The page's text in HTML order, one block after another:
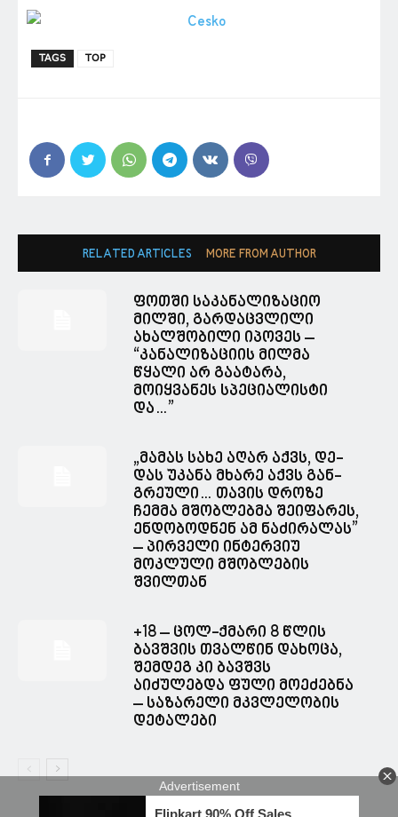
TAGS TOP
RELATED ARTICLES MORE FROM AUTHOR
ფოთში საკანალიზაციო
მილში, გარდაცვლილი
ახალშობილი იპოვეს –
“კანალიზაციის მილმა
წყალი არ გაატარა,
მოიყვანეს სპეციალისტი
და…”
„მა­მას სახე აღარ აქვს, დე­
დას უკა­ნა მხა­რე აქვს გან­
გრე­უ­ლი… თავის დროზე
ჩემმა მშობლებმა შეიფარეს,
ენდობოდნენ ამ ნაძირალას”
– პირველი ინტერვიუ
მოკლული მშობლების
შვილთან
+18 – ცოლ-ქმარი 8 წლის
ბავშვის თვალწინ დახოცა,
შემდეგ კი ბავშვს
აიძულებდა ფული მოეძებნა
– საზარელი მკვლელობის
დეტალები